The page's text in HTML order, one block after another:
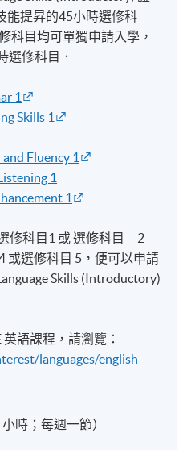
能提昇的45小時選修科
科目均可單獨申請入學，
選修科目．
1
Skills 1
Fluency 1
1
1
修科目1 或 選修科目 2
或選修科目 5，便可以申請
Skills (Introductory)
語課程，請瀏覽：
languages/english
時；每週一節）